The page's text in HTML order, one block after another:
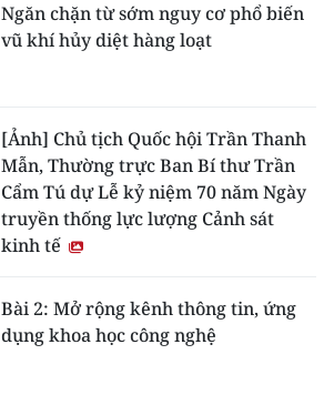
Ngăn chặn từ sớm nguy cơ phổ biến
vũ khí hủy diệt hàng loạt
[Ảnh] Chủ tịch Quốc hội Trần Thanh
Mẫn, Thường trực Ban Bí thư Trần
Cẩm Tú dự Lễ kỷ niệm 70 năm Ngày
truyền thống lực lượng Cảnh sát
kinh tế
Bài 2: Mở rộng kênh thông tin, ứng
dụng khoa học công nghệ